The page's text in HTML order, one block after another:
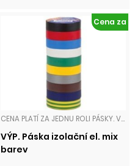
CENA PLATÍ ZA JEDNU ROLI PÁSKY. V PŘÍPADĚ POŽADAVKU BARVY NAPIŠTE DO POZNÁMKY PŘI OBJEDNÁVCE. PÁSKY
VÝP. Páska izolační el. mix
barev
Cena za